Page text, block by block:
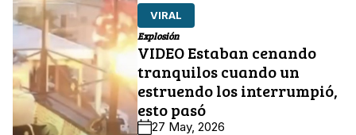
VIRAL
Explosión
VIDEO Estaban cenando
tranquilos cuando un
estruendo los interrumpió,
esto pasó
27 May, 2026